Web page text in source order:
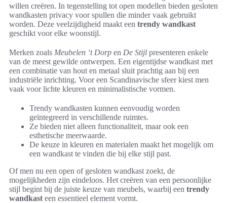
willen creëren. In tegenstelling tot open modellen bieden gesloten
wandkasten privacy voor spullen die minder vaak gebruikt
worden. Deze veelzijdigheid maakt een trendy wandkast
geschikt voor elke woonstijl.
Merken zoals Meubelen ‘t Dorp en De Stijl presenteren enkele
van de meest gewilde ontwerpen. Een eigentijdse wandkast met
een combinatie van hout en metaal sluit prachtig aan bij een
industriële inrichting. Voor een Scandinavische sfeer kiest men
vaak voor lichte kleuren en minimalistische vormen.
Trendy wandkasten kunnen eenvoudig worden
geïntegreerd in verschillende ruimtes.
Ze bieden niet alleen functionaliteit, maar ook een
esthetische meerwaarde.
De keuze in kleuren en materialen maakt het mogelijk om
een wandkast te vinden die bij elke stijl past.
Of men nu een open of gesloten wandkast zoekt, de
mogelijkheden zijn eindeloos. Het creëren van een persoonlijke
stijl begint bij de juiste keuze van meubels, waarbij een trendy
wandkast een essentieel element vormt.